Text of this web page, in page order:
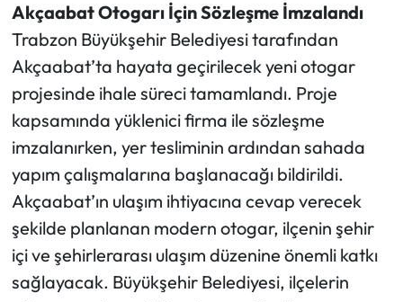
Akçaabat Otogarı İçin Sözleşme İmzalandı
Trabzon Büyükşehir Belediyesi tarafından
Akçaabat’ta hayata geçirilecek yeni otogar
projesinde ihale süreci tamamlandı. Proje
kapsamında yüklenici firma ile sözleşme
imzalanırken, yer tesliminin ardından sahada
yapım çalışmalarına başlanacağı bildirildi.
Akçaabat’ın ulaşım ihtiyacına cevap verecek
şekilde planlanan modern otogar, ilçenin şehir
içi ve şehirlerarası ulaşım düzenine önemli katkı
sağlayacak. Büyükşehir Belediyesi, ilçelerin